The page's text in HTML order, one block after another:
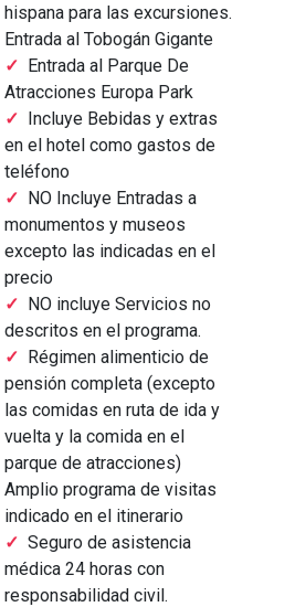
hispana para las excursiones.
Entrada al Tobogán Gigante
Entrada al Parque De
Atracciones Europa Park
Incluye Bebidas y extras
en el hotel como gastos de
teléfono
NO Incluye Entradas a
monumentos y museos
excepto las indicadas en el
precio
NO incluye Servicios no
descritos en el programa.
Régimen alimenticio de
pensión completa (excepto
las comidas en ruta de ida y
vuelta y la comida en el
parque de atracciones)
Amplio programa de visitas
indicado en el itinerario
Seguro de asistencia
médica 24 horas con
responsabilidad civil.